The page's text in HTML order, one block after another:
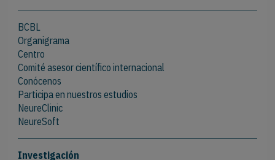
BCBL
Organigrama
Centro
Comité asesor científico internacional
Conócenos
Participa en nuestros estudios
NeureClinic
NeureSoft
Investigación